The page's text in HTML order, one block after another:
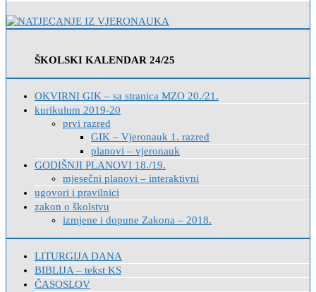
ŠKOLSKI KALENDAR 24/25
OKVIRNI GIK – sa stranica MZO 20./21.
kurikulum 2019-20
prvi razred
GIK – Vjeronauk 1. razred
planovi – vjeronauk
GODIŠNJI PLANOVI 18./19.
mjesečni planovi – interaktivni
ugovori i pravilnici
zakon o školstvu
izmjene i dopune Zakona – 2018.
LITURGIJA DANA
BIBLIJA – tekst KS
ČASOSLOV